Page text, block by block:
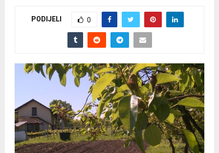
PODIJELI 0